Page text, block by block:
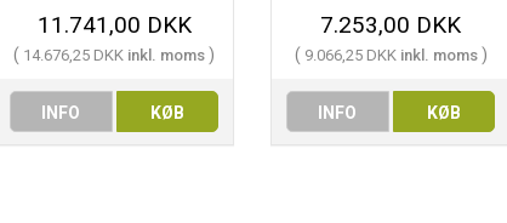
11.741,00 DKK
( 14.676,25 DKK inkl. moms )
INFO KØB
7.253,00 DKK
( 9.066,25 DKK inkl. moms )
INFO KØB